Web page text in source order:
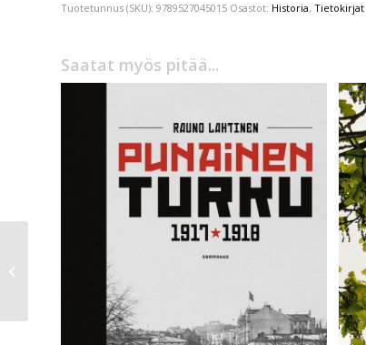
Tuotetunnus (SKU): 9789527045015 Osastot: Historia, Tietokirjat
Saatat myös pitää...
Roberto Bolaño
Chileläinen yösoitto